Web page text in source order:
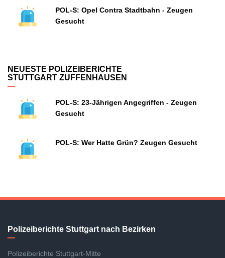
POL-S: Opel Contra Stadtbahn - Zeugen
Gesucht
NEUESTE POLIZEIBERICHTE
STUTTGART ZUFFENHAUSEN
POL-S: 23-Jährigen Angegriffen - Zeugen
Gesucht
POL-S: Wer Hatte Grün? Zeugen Gesucht
Polizeiberichte Stuttgart nach Bezirken
Polizeiberichte Stuttgart-Mitte